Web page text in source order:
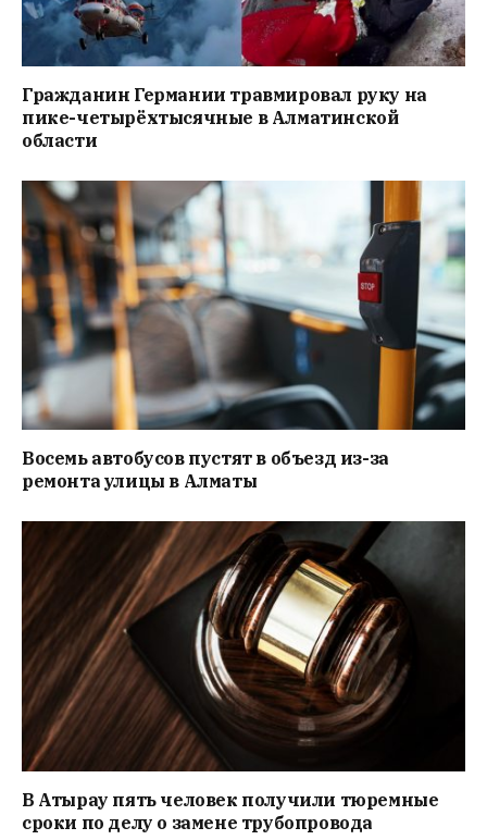
Гражданин Германии травмировал руку на
пике-четырёхтысячные в Алматинской
области
Восемь автобусов пустят в объезд из-за
ремонта улицы в Алматы
В Атырау пять человек получили тюремные
сроки по делу о замене трубопровода